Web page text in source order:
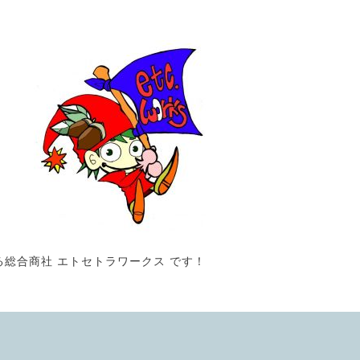
総合商社 エトセトラワークス です！